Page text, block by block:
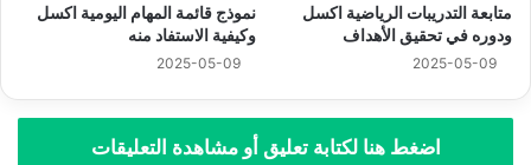
متابعة التدريبات الرياضية اكسل
ودوره في تحقيق الأهداف
2025-05-09
نموذج قائمة المهام اليومية اكسل
وكيفية الاستفاد منه
2025-05-09
اضغط هنا لكتابة تعليق أو مشاهدة التعليقات